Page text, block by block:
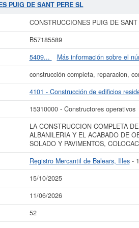
PERE SL es el 15310000. Esta ficha de
Adscrita en el Registro Mercantil de Balears,
de la empresa CONSTRUCCIONES PUIG
DE SANT PERE SL y consultar los
resultados
La última actualización del informe de
PUIG DE SANT PERE SL
CONSTRUCCIONES PUIG DE
B57185589
5409...
Más información sobre el
construcción completa, reparacion,
4101 - Construcción de edificios
15310000 - Constructores operativos
LA CONSTRUCCION COMPLETA
ALBANILERIA Y EL ACABADO DE
SOLADO Y PAVIMENTOS,
Registro Mercantil de Balears, Illes-
15/10/2025
11/06/2026
52